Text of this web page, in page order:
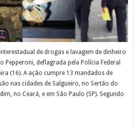
de drogas e lavagem de dinheiro
Pepperoni, deflagrada pela Polícia Federal
(16). A ação cumpre 13 mandados de
nas cidades de Salgueiro, no Sertão do
no Ceará, e em São Paulo (SP). Segundo